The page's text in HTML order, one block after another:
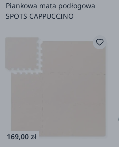
Piankowa mata podłogowa
SPOTS CAPPUCCINO
169,00 zł